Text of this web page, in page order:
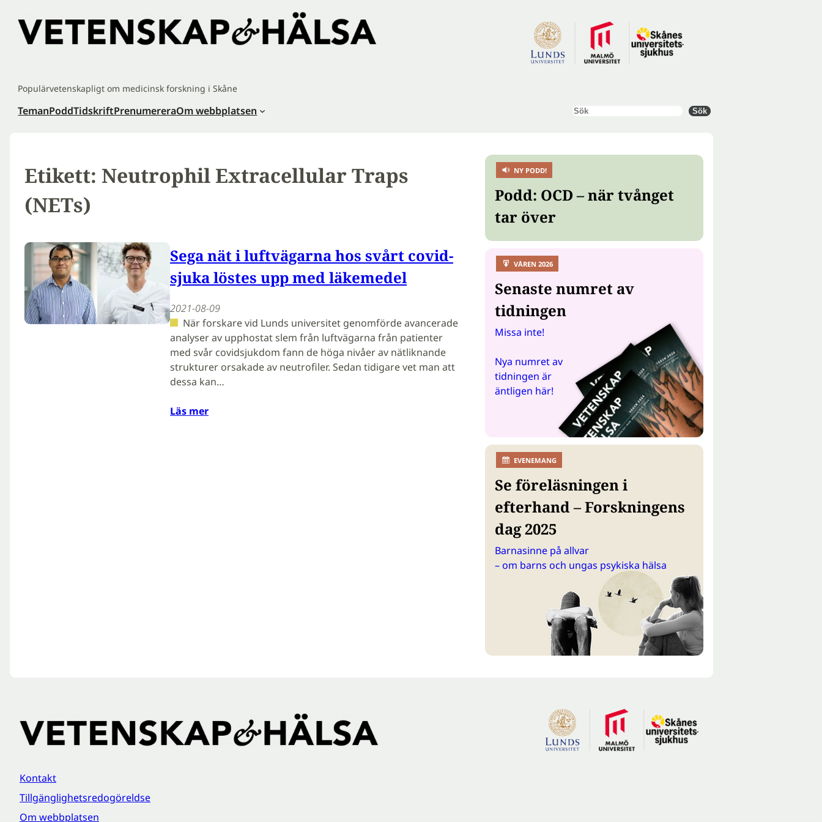
innehåll
Populärvetenskapligt om medicinsk forskning i Skåne
TemanPoddTidskriftPrenumereraOm webbplatsen Sök Sök
Etikett: Neutrophil Extracellular Traps
(NETs)
Sega nät i luftvägarna hos svårt covid-
sjuka löstes upp med läkemedel
2021-08-09
När forskare vid Lunds universitet genomförde avancerade
analyser av upphostat slem från luftvägarna från patienter
med svår covidsjukdom fann de höga nivåer av nätliknande
strukturer orsakade av neutrofiler. Sedan tidigare vet man att
dessa kan…
Läs mer
NY PODD!
Podd: OCD – när tvånget
tar över
VÅREN 2026
Senaste numret av
tidningen
Missa inte!
Nya numret av
tidningen är
äntligen här!
EVENEMANG
Se föreläsningen i
efterhand – Forskningens
dag 2025
Barnasinne på allvar
– om barns och ungas psykiska hälsa
Kontakt
Tillgänglighetsredogöreldse
Om webbplatsen